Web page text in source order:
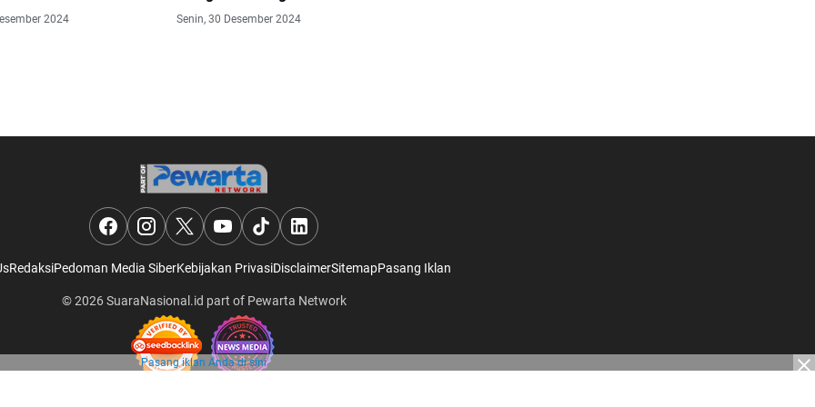
2024
Alam
Senin, 30 Desember 2024
Pasang iklan Anda di sini
RedaksiPedoman Media SiberKebijakan PrivasiDisclaimerSitemapPasang Iklan
© 2026SuaraNasional.id part of Pewarta Network